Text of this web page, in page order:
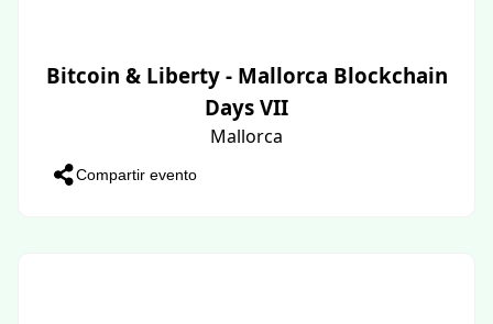
Bitcoin & Liberty - Mallorca Blockchain
Days VII
Mallorca
Compartir evento